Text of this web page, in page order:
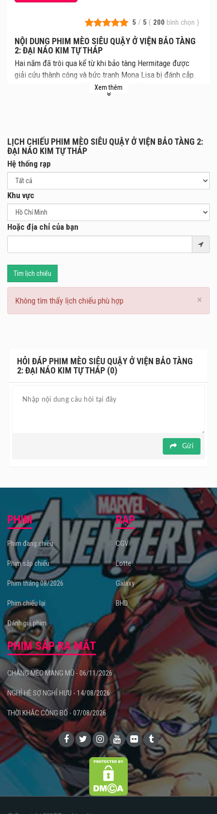
5 / 5 ( 200 bình chọn )
NỘI DUNG PHIM MÈO SIÊU QUẬY Ở VIỆN BẢO TÀNG
2: ĐẠI NÁO KIM TỰ THÁP
Hai năm đã trôi qua kể từ khi bảo tàng Hermitage được
giải cứu thành công và bức tranh Mona Lisa bị đánh cắp.
Chú chuột Maurice vẫn luôn mơ mộng về những cuộc
phiêu lưu mới, trong khi cặp đôi Vincent và Cleopatra đã
Xem thêm
LỊCH CHIẾU PHIM MÈO SIÊU QUẬY Ở VIỆN BẢO TÀNG 2:
ĐẠI NÁO KIM TỰ THÁP
Hệ thống rạp
Khu vực
Hoặc địa chỉ của bạn
Tìm lịch chiếu
×
Không tìm thấy lịch chiếu phù hợp
HỎI ĐÁP PHIM MÈO SIÊU QUẬY Ở VIỆN BẢO TÀNG
2: ĐẠI NÁO KIM TỰ THÁP (0)
Gửi
PHIM
Phim đang chiếu
Phim sắp chiếu
Phim tháng 08/2026
Phim chiếu lại
Đánh giá phim
RẠP
CGV
Lotte
Galaxy
BHD
PHIM SẮP RA MẮT
CHÀNG MÈO MANG MŨ - 06/11/2026
NGHỈ HÈ SỢ NGHỈ HƯU - 14/08/2026
THỜI KHẮC CÔNG BỐ - 07/08/2026